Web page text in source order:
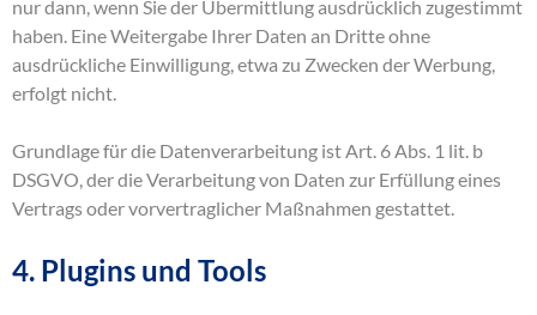
nur dann, wenn Sie der Übermittlung ausdrücklich zugestimmt
haben. Eine Weitergabe Ihrer Daten an Dritte ohne
ausdrückliche Einwilligung, etwa zu Zwecken der Werbung,
erfolgt nicht.
Grundlage für die Datenverarbeitung ist Art. 6 Abs. 1 lit. b
DSGVO, der die Verarbeitung von Daten zur Erfüllung eines
Vertrags oder vorvertraglicher Maßnahmen gestattet.
4. Plugins und Tools